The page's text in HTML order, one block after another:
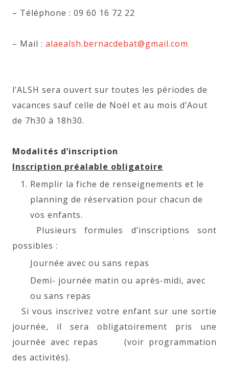
– Téléphone : 09 60 16 72 22
– Mail : alaealsh.bernacdebat@gmail.com
l’ALSH sera ouvert sur toutes les périodes de
vacances sauf celle de Noël et au mois d’Aout
de 7h30 à 18h30.
Modalités d’inscription
Inscription préalable obligatoire
Remplir la fiche de renseignements et le
planning de réservation pour chacun de
vos enfants.
Plusieurs formules d’inscriptions sont
possibles :
Journée avec ou sans repas
Demi- journée matin ou après-midi, avec
ou sans repas
Si vous inscrivez votre enfant sur une sortie
journée, il sera obligatoirement pris une
journée avec repas (voir programmation
des activités).